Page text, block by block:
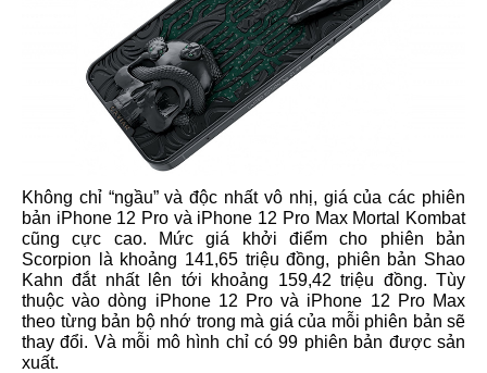
Không chỉ “ngầu” và độc nhất vô nhị, giá của các phiên
bản iPhone 12 Pro và iPhone 12 Pro Max Mortal Kombat
cũng cực cao. Mức giá khởi điểm cho phiên bản
Scorpion là khoảng 141,65 triệu đồng, phiên bản Shao
Kahn đắt nhất lên tới khoảng 159,42 triệu đồng. Tùy
thuộc vào dòng iPhone 12 Pro và iPhone 12 Pro Max
theo từng bản bộ nhớ trong mà giá của mỗi phiên bản sẽ
thay đổi. Và mỗi mô hình chỉ có 99 phiên bản được sản
xuất.